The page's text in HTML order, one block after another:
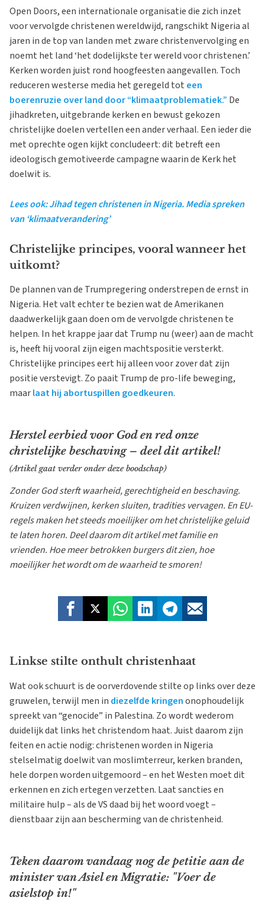
Open Doors, een internationale organisatie die zich inzet
voor vervolgde christenen wereldwijd, rangschikt Nigeria al
jaren in de top van landen met zware christenvervolging en
noemt het land ‘het dodelijkste ter wereld voor christenen.’
Kerken worden juist rond hoogfeesten aangevallen. Toch
reduceren westerse media het geregeld tot een
boerenruzie over land door “klimaatproblematiek.” De
jihadkreten, uitgebrande kerken en bewust gekozen
christelijke doelen vertellen een ander verhaal. Een ieder die
met oprechte ogen kijkt concludeert: dit betreft een
ideologisch gemotiveerde campagne waarin de Kerk het
doelwit is.
Lees ook: Jihad tegen christenen in Nigeria. Media spreken
van ‘klimaatverandering’
Christelijke principes, vooral wanneer het
uitkomt?
De plannen van de Trumpregering onderstrepen de ernst in
Nigeria. Het valt echter te bezien wat de Amerikanen
daadwerkelijk gaan doen om de vervolgde christenen te
helpen. In het krappe jaar dat Trump nu (weer) aan de macht
is, heeft hij vooral zijn eigen machtspositie versterkt.
Christelijke principes eert hij alleen voor zover dat zijn
positie verstevigt. Zo paait Trump de pro-life beweging,
maarlaat hij abortuspillen goedkeuren.
Herstel eerbied voor God en red onze
christelijke beschaving – deel dit artikel!
(Artikel gaat verder onder deze boodschap)
Zonder God sterft waarheid, gerechtigheid en beschaving.
Kruizen verdwijnen, kerken sluiten, tradities vervagen. En EU-
regels maken het steeds moeilijker om het christelijke geluid
te laten horen. Deel daarom dit artikel met familie en
vrienden. Hoe meer betrokken burgers dit zien, hoe
moeilijker het wordt om de waarheid te smoren!
Linkse stilte onthult christenhaat
Wat ook schuurt is de oorverdovende stilte op links over deze
gruwelen, terwijl men in diezelfde kringenonophoudelijk
spreekt van “genocide” in Palestina. Zo wordt wederom
duidelijk dat links het christendom haat. Juist daarom zijn
feiten en actie nodig: christenen worden in Nigeria
stelselmatig doelwit van moslimterreur, kerken branden,
hele dorpen worden uitgemoord – en het Westen moet dit
erkennen en zich ertegen verzetten. Laat sancties en
militaire hulp – als de VS daad bij het woord voegt –
dienstbaar zijn aan bescherming van de christenheid.
Teken daarom vandaag nog de petitie aan de
minister van Asiel en Migratie: "Voer de
asielstop in!"